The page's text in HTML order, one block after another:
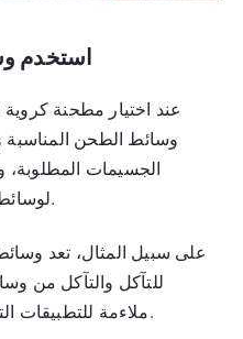
3. استخدم
عند اختيار مطحنة
وسائط الطحن المناسبة
الجسيمات المطلوبة،
لوسائط الطحن، وتطبيق المنتج النهائي.
على سبيل المثال، تعد
للتآكل والتآكل من
ملاءمة للتطبيقات التي يكون فيها التلوث مصدر قلق.